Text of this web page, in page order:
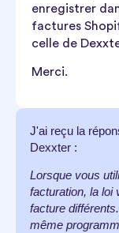
enregistrer
factures
celle de
Merci.
J'ai reçu la
Dexxter :
Lorsque vous
facturation, la loi
facture
même